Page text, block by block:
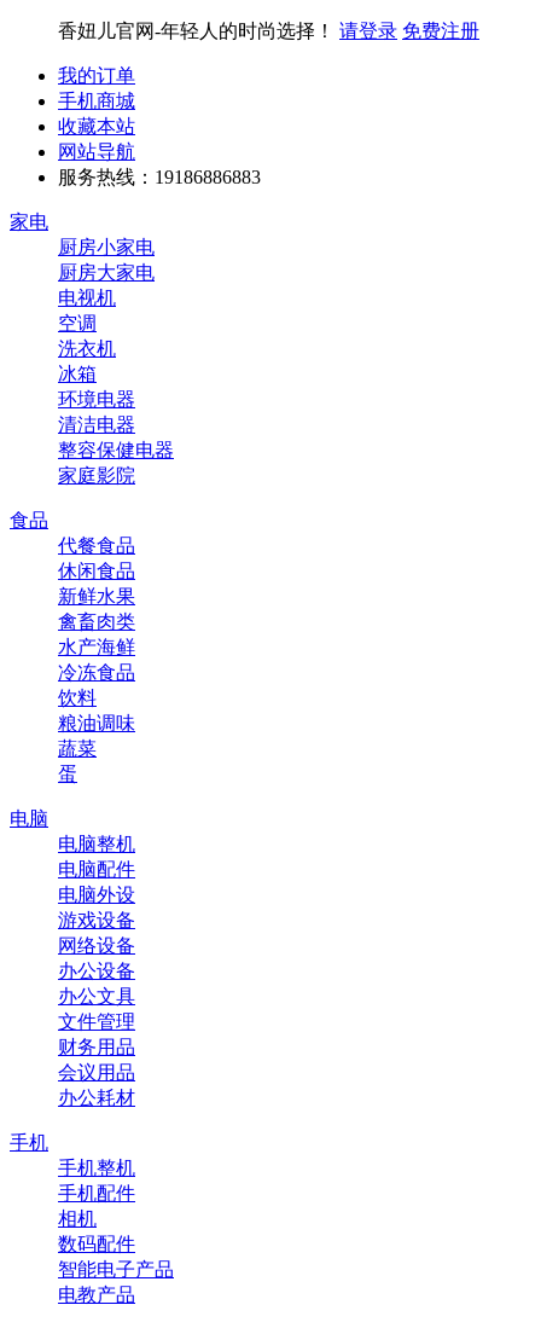
香妞儿官网-年轻人的时尚选择！ 请登录 免费注册
我的订单
手机商城
收藏本站
网站导航
服务热线：19186886883
家电
厨房小家电
厨房大家电
电视机
空调
洗衣机
冰箱
环境电器
清洁电器
整容保健电器
家庭影院
食品
代餐食品
休闲食品
新鲜水果
禽畜肉类
水产海鲜
冷冻食品
饮料
粮油调味
蔬菜
蛋
电脑
电脑整机
电脑配件
电脑外设
游戏设备
网络设备
办公设备
办公文具
文件管理
财务用品
会议用品
办公耗材
手机
手机整机
手机配件
相机
数码配件
智能电子产品
电教产品